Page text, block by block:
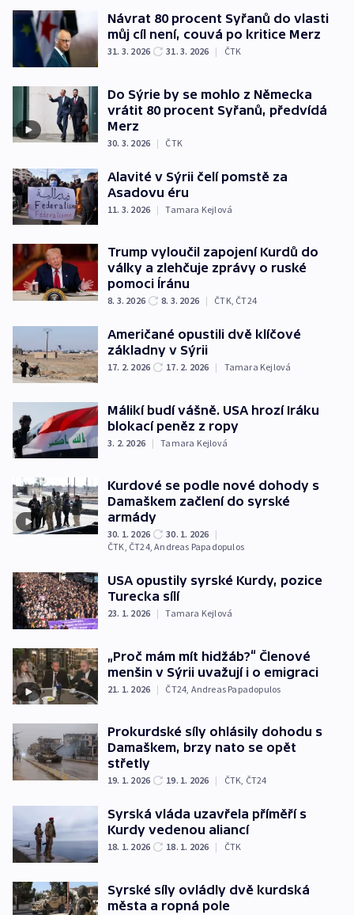
Návrat 80 procent Syřanů do vlasti
můj cíl není, couvá po kritice Merz
31. 3. 2026 31. 3. 2026 | ČTK
Do Sýrie by se mohlo z Německa
vrátit 80 procent Syřanů, předvídá
Merz
30. 3. 2026 | ČTK
Alavité v Sýrii čelí pomstě za
Asadovu éru
11. 3. 2026 | Tamara Kejlová
Trump vyloučil zapojení Kurdů do
války a zlehčuje zprávy o ruské
pomoci Íránu
8. 3. 2026 8. 3. 2026 | ČTK, ČT24
Američané opustili dvě klíčové
základny v Sýrii
17. 2. 2026 17. 2. 2026 | Tamara Kejlová
Málikí budí vášně. USA hrozí Iráku
blokací peněz z ropy
3. 2. 2026 | Tamara Kejlová
Kurdové se podle nové dohody s
Damaškem začlení do syrské
armády
30. 1. 2026 30. 1. 2026 |
ČTK, ČT24,Andreas Papadopulos
USA opustily syrské Kurdy, pozice
Turecka sílí
23. 1. 2026 | Tamara Kejlová
„Proč mám mít hidžáb?“ Členové
menšin v Sýrii uvažují i o emigraci
21. 1. 2026 | ČT24 Andreas Papadopulos
Prokurdské síly ohlásily dohodu s
Damaškem, brzy nato se opět
střetly
19. 1. 2026 19. 1. 2026 | ČTK, ČT24
Syrská vláda uzavřela příměří s
Kurdy vedenou aliancí
18. 1. 2026 18. 1. 2026 | ČTK
Syrské síly ovládly dvě kurdská
města a ropná pole